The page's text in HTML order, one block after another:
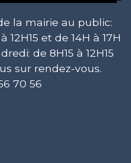
la mairie au public:
12H15 et de 14H à 17H
de 8H15 à 12H15
sur rendez-vous.
70 56